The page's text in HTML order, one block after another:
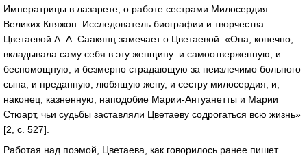
Императрицы в лазарете, о работе сестрами Милосердия
Великих Княжон. Исследователь биографии и творчества
Цветаевой А. А. Саакянц замечает о Цветаевой: «Она, конечно,
вкладывала саму себя в эту женщину: и самоотверженную, и
беспомощную, и безмерно страдающую за неизлечимо больного
сына, и преданную, любящую жену, и сестру милосердия, и,
наконец, казненную, наподобие Марии-Антуанетты и Марии
Стюарт, чьи судьбы заставляли Цветаеву содрогаться всю жизнь»
[2, c. 527].
Работая над поэмой, Цветаева, как говорилось ранее пишет